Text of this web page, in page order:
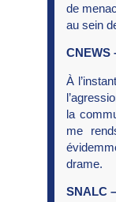
de
au sein
CNEWS
À
la
me
drame.
SNALC